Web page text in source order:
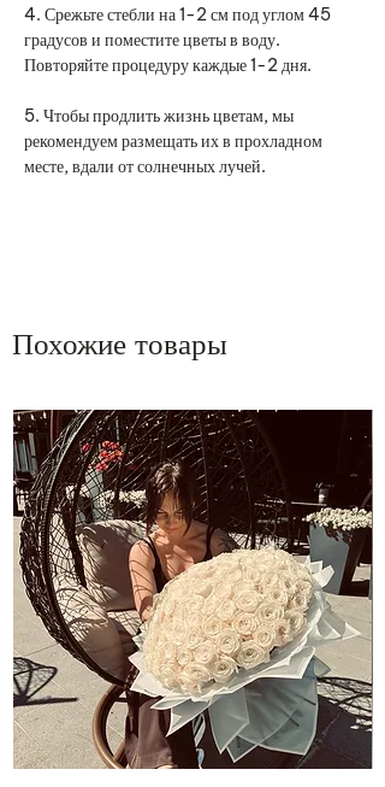
4. Срежьте стебли на 1-2 см под углом 45
градусов и поместите цветы в воду.
Повторяйте процедуру каждые 1-2 дня.
5. Чтобы продлить жизнь цветам, мы
рекомендуем размещать их в прохладном
месте, вдали от солнечных лучей.
Похожие товары